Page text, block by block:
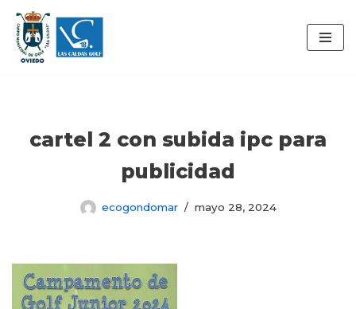
Saltar
al
cartel 2 con subida ipc para
publicidad
ecogondomar mayo 28, 2024